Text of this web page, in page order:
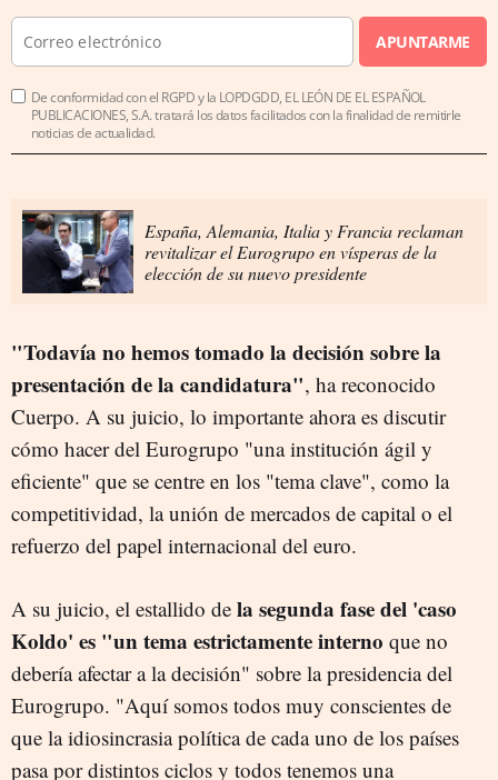
APUNTARME
De conformidad con el RGPD y la LOPDGDD, EL LEÓN DE EL ESPAÑOL
PUBLICACIONES, S.A. tratará los datos facilitados con la finalidad de remitirle
noticias de actualidad.
España, Alemania, Italia y Francia reclaman
revitalizar el Eurogrupo en vísperas de la
elección de su nuevo presidente
"Todavía no hemos tomado la decisión sobre la
presentación de la candidatura", ha reconocido
Cuerpo. A su juicio, lo importante ahora es discutir
cómo hacer del Eurogrupo "una institución ágil y
eficiente" que se centre en los "tema clave", como la
competitividad, la unión de mercados de capital o el
refuerzo del papel internacional del euro.
A su juicio, el estallido de la segunda fase del 'caso
Koldo' es "un tema estrictamente interno que no
debería afectar a la decisión" sobre la presidencia del
Eurogrupo. "Aquí somos todos muy conscientes de
que la idiosincrasia política de cada uno de los países
pasa por distintos ciclos y todos tenemos una